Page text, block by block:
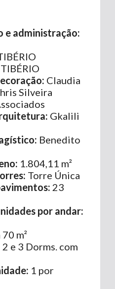
e administração:
TIBÉRIO
Claudia
Silveira
Gkalili
Benedito
1.804,11 m²
Torre Única
23
por andar:
m²
2 e 3 Dorms. com
1 por